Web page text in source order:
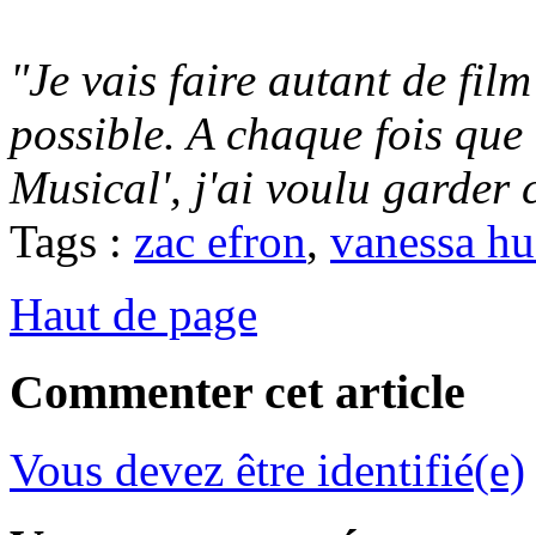
"Je vais faire autant de
possible. A chaque fois
Musical', j'ai voulu garder
Tags : zac efron, vanessa
Haut de page
Commenter cet article
Vous devez être identifié(e)